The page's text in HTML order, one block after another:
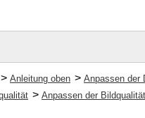
> Anleitung oben > Anpassen der
> Anpassen der Bildqualität